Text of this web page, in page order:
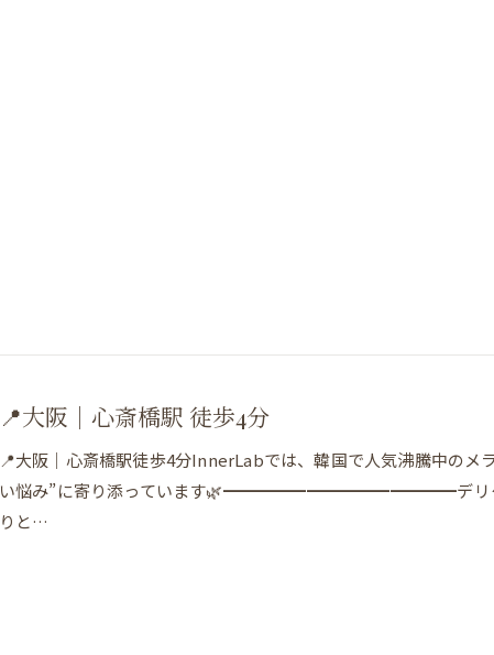
📍大阪｜心斎橋駅 徒歩4分
📍大阪｜心斎橋駅徒歩4分InnerLabでは、韓国で人気沸騰中のメ
い悩み”に寄り添っています🌿━━━━━━━━━━━━━━デリケ
りと…